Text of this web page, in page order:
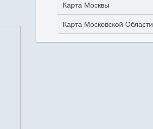
Карта Москвы
Карта Московской Области